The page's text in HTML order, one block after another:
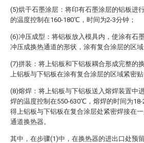
(5)烘干石墨涂层：将印有石墨涂层的铝板进
的温度控制在160-180℃，时间为2-3分钟；
(6)冲压成型：将铝板放入模具内，使涂有石
冲压成换热通道的形状，涂有复合涂层的区域
(7)拼装：将上铝板和下铝板耦合形成完整的
上铝板与下铝板在涂有复合涂层的区域紧密贴
(8)熔焊：将上铝板与下铝板送入熔焊装置中
焊的温度控制在550-630℃，熔焊的时间为18-
得上铝板与下铝板在复合涂层处紧密焊接在
通道换热器。
其中，在步骤(1)中，在换热器的进出口处预